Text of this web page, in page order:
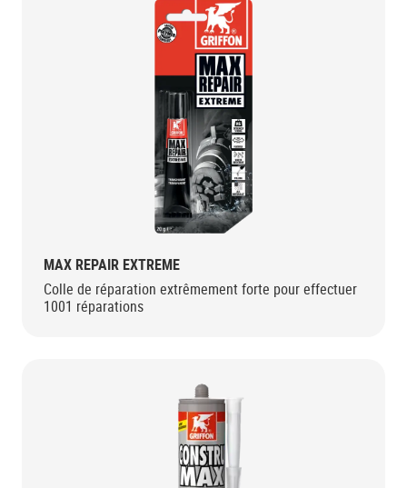
MAX REPAIR EXTREME
Colle de réparation extrêmement forte pour effectuer
1001 réparations